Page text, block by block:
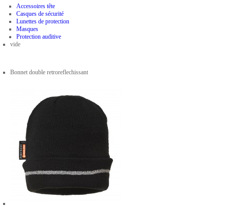
Accessoires tête
Casques de sécurité
Lunettes de protection
Masques
Protection auditive
vide
Bonnet double retroreflechissant